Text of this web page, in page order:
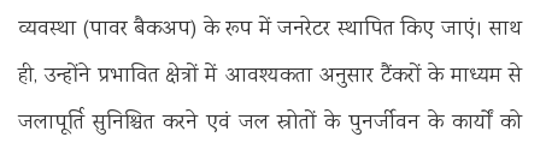
व्यवस्था (पावर बैकअप) के रूप में जनरेटर स्थापित किए जाएं। साथ
ही, उन्होंने प्रभावित क्षेत्रों में आवश्यकता अनुसार टैंकरों के माध्यम से
जलापूर्ति सुनिश्चित करने एवं जल स्रोतों के पुनर्जीवन के कार्यों को